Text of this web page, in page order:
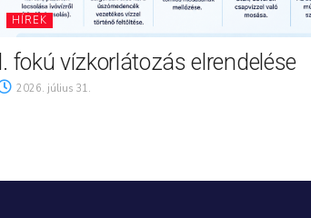
HÍREK
I. fokú vízkorlátozás elrendelése
2026. július 31.